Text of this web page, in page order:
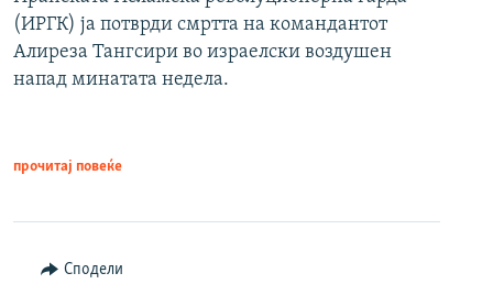
(ИРГК) ја потврди смртта на командантот
Алиреза Тангсири во израелски воздушен
напад минатата недела.
прочитај повеќе
Сподели